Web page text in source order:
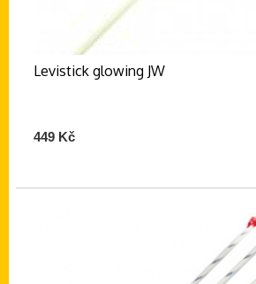
Levistick glowing JW
449 Kč